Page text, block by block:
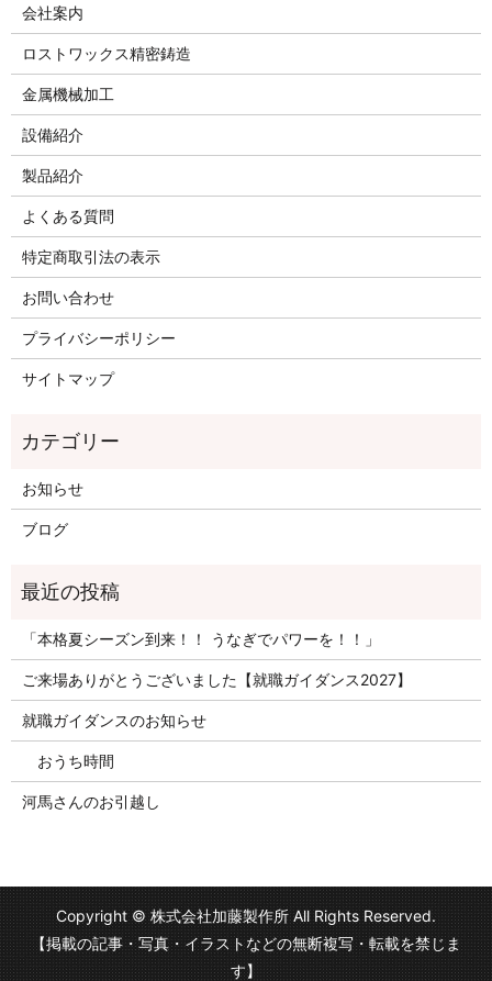
会社案内
ロストワックス精密鋳造
金属機械加工
設備紹介
製品紹介
よくある質問
特定商取引法の表示
お問い合わせ
プライバシーポリシー
サイトマップ
お知らせ
ブログ
「本格夏シーズン到来！！ うなぎでパワーを！！」
ご来場ありがとうございました【就職ガイダンス2027】
就職ガイダンスのお知らせ
おうち時間
河馬さんのお引越し
Copyright © 株式会社加藤製作所 All Rights Reserved.
【掲載の記事・写真・イラストなどの無断複写・転載を禁じま
す】